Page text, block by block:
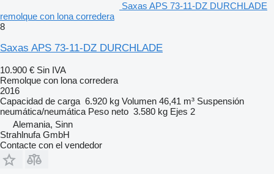
Saxas APS 73-11-DZ DURCHLADE
remolque con lona corredera
8
Saxas APS 73-11-DZ DURCHLADE
10.900 € Sin IVA
Remolque con lona corredera
2016
Capacidad de carga 6.920 kg Volumen 46,41 m³ Suspensión
neumática/neumática Peso neto 3.580 kg Ejes 2
Alemania, Sinn
Strahlnufa GmbH
Contacte con el vendedor